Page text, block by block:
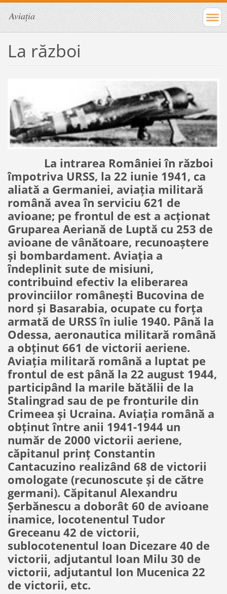
Aviația
La război
La intrarea României în război
împotriva URSS, la 22 iunie 1941, ca
aliată a Germaniei, aviaţia militară
română avea în serviciu 621 de
avioane; pe frontul de est a acţionat
Gruparea Aeriană de Luptă cu 253 de
avioane de vânătoare, recunoaştere
şi bombardament. Aviaţia a
îndeplinit sute de misiuni,
contribuind efectiv la eliberarea
provinciilor româneşti Bucovina de
nord şi Basarabia, ocupate cu forţa
armată de URSS în iulie 1940. Până la
Odessa, aeronautica militară română
a obţinut 661 de victorii aeriene.
Aviaţia militară română a luptat pe
frontul de est până la 22 august 1944,
participând la marile bătălii de la
Stalingrad sau de pe fronturile din
Crimeea şi Ucraina. Aviaţia română a
obţinut între anii 1941-1944 un
număr de 2000 victorii aeriene,
căpitanul prinţ Constantin
Cantacuzino realizând 68 de victorii
omologate (recunoscute şi de către
germani). Căpitanul Alexandru
Şerbănescu a doborât 60 de avioane
inamice, locotenentul Tudor
Greceanu 42 de victorii,
sublocotenentul Ioan Dicezare 40 de
victorii, adjutantul Ioan Milu 30 de
victorii, adjutantul Ion Mucenica 22
de victorii, etc.